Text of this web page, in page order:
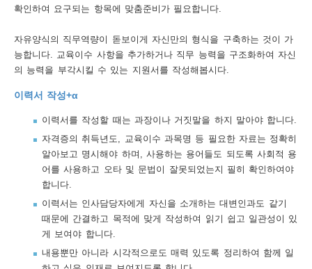
확인하여 요구되는 항목에 맞춤준비가 필요합니다.
자유양식의 직무역량이 돋보이게 자신만의 형식을 구축하는 것이 가
능합니다. 교육이수 사항을 추가하거나 직무 능력을 구조화하여 자신
의 능력을 부각시킬 수 있는 지원서를 작성해봅시다.
이력서 작성+α
이력서를 작성할 때는 과장이나 거짓말을 하지 말아야 합니다.
자격증의 취득년도, 교육이수 과목명 등 필요한 자료는 정확히
알아보고 명시해야 하며, 사용하는 용어들도 되도록 사회적 용
어를 사용하고 오타 및 문법이 잘못되었는지 필히 확인하여야
합니다.
이력서는 인사담당자에게 자신을 소개하는 대변인과도 같기
때문에 간결하고 목적에 맞게 작성하여 읽기 쉽고 일관성이 있
게 보여야 합니다.
내용뿐만 아니라 시각적으로도 매력 있도록 정리하여 함께 일